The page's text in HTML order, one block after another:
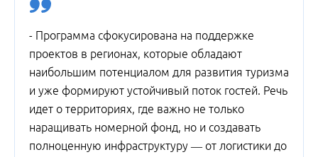
- Программа сфокусирована на поддержке
проектов в регионах, которые обладают
наибольшим потенциалом для развития туризма
и уже формируют устойчивый поток гостей. Речь
идет о территориях, где важно не только
наращивать номерной фонд, но и создавать
полноценную инфраструктуру — от логистики до